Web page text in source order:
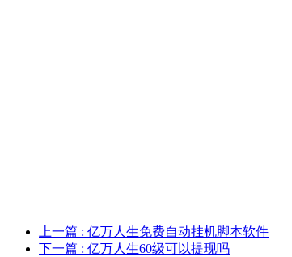
上一篇 : 亿万人生免费自动挂机脚本软件
下一篇 : 亿万人生60级可以提现吗